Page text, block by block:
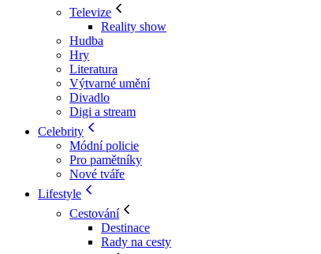
Televize
Reality show
Hudba
Hry
Literatura
Výtvarné umění
Divadlo
Digi a stream
Celebrity
Módní policie
Pro pamětníky
Nové tváře
Lifestyle
Cestování
Destinace
Rady na cesty